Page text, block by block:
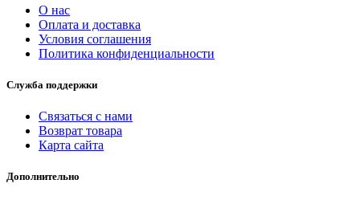
О нас
Оплата и доставка
Условия соглашения
Политика конфиденциальности
Служба поддержки
Связаться с нами
Возврат товара
Карта сайта
Дополнительно